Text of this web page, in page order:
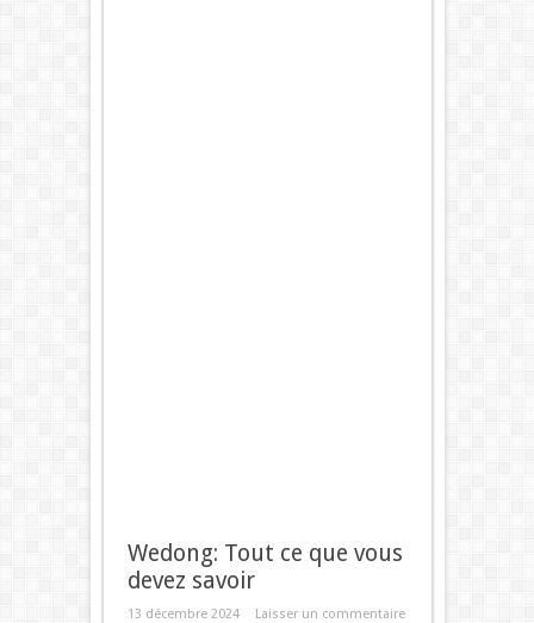
Wedong: Tout ce que vous
devez savoir
13 décembre 2024 Laisser un commentaire